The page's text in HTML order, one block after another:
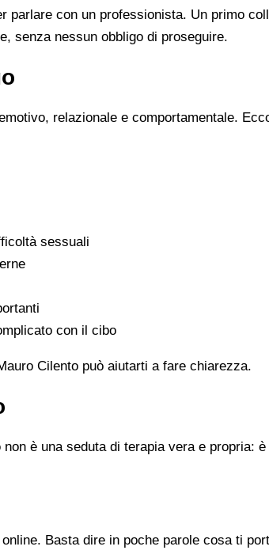
con un professionista. Un primo
senza nessun obbligo di proseguire.
relazionale e comportamentale.
sessuali
con il cibo
Cilento può aiutarti a fare chiarezza.
è una seduta di terapia vera e propria:
Basta dire in poche parole cosa ti